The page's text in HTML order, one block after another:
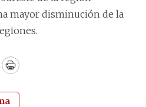
mayor disminución de la
Print